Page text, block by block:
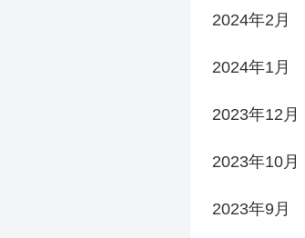
2024年2月
2024年1月
2023年12月
2023年10月
2023年9月